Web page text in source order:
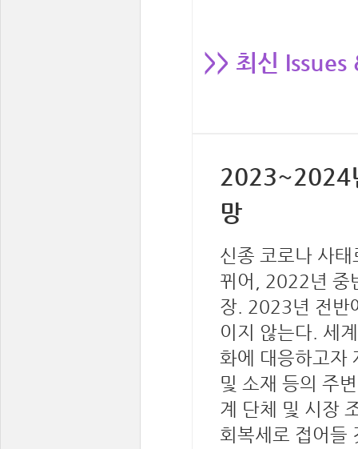
>> 최신
2023~2024
망
신종 코로나 사
뀌어, 2022년 중
장. 2023년 전반
이지 않는다. 세
화에 대응하고자
및 소재 등의 주
계 단체 및 시장
회복세로 접어들